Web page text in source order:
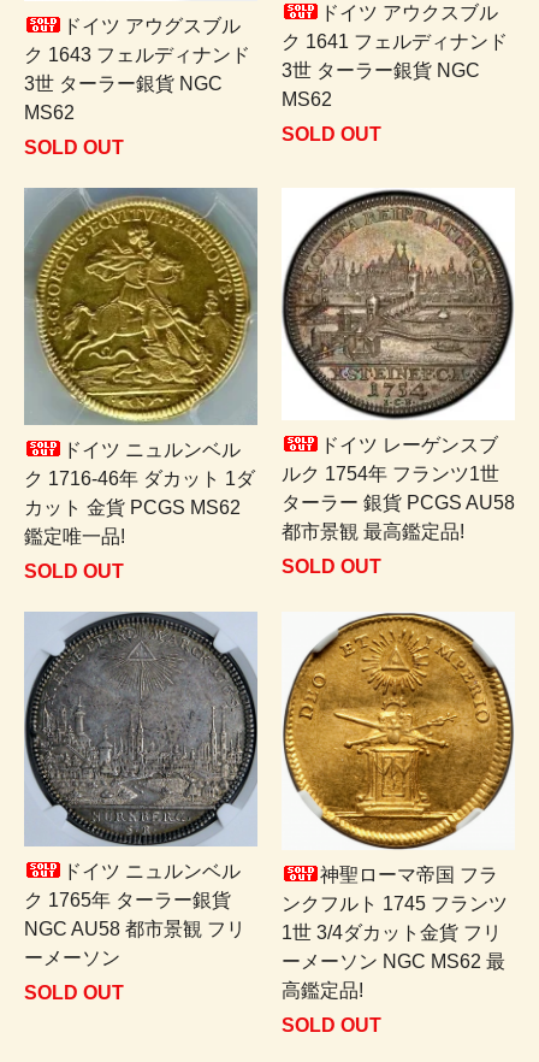
ドイツ アウグスブル
ク 1643 フェルディナンド
3世 ターラー銀貨 NGC
MS62
SOLD OUT
ドイツ アウクスブル
ク 1641 フェルディナンド
3世 ターラー銀貨 NGC
MS62
SOLD OUT
ドイツ ニュルンベル
ク 1716-46年 ダカット 1ダ
カット 金貨 PCGS MS62
鑑定唯一品!
SOLD OUT
ドイツ レーゲンスブ
ルク 1754年 フランツ1世
ターラー 銀貨 PCGS AU58
都市景観 最高鑑定品!
SOLD OUT
ドイツ ニュルンベル
ク 1765年 ターラー銀貨
NGC AU58 都市景観 フリ
ーメーソン
SOLD OUT
神聖ローマ帝国 フラ
ンクフルト 1745 フランツ
1世 3/4ダカット金貨 フリ
ーメーソン NGC MS62 最
高鑑定品!
SOLD OUT